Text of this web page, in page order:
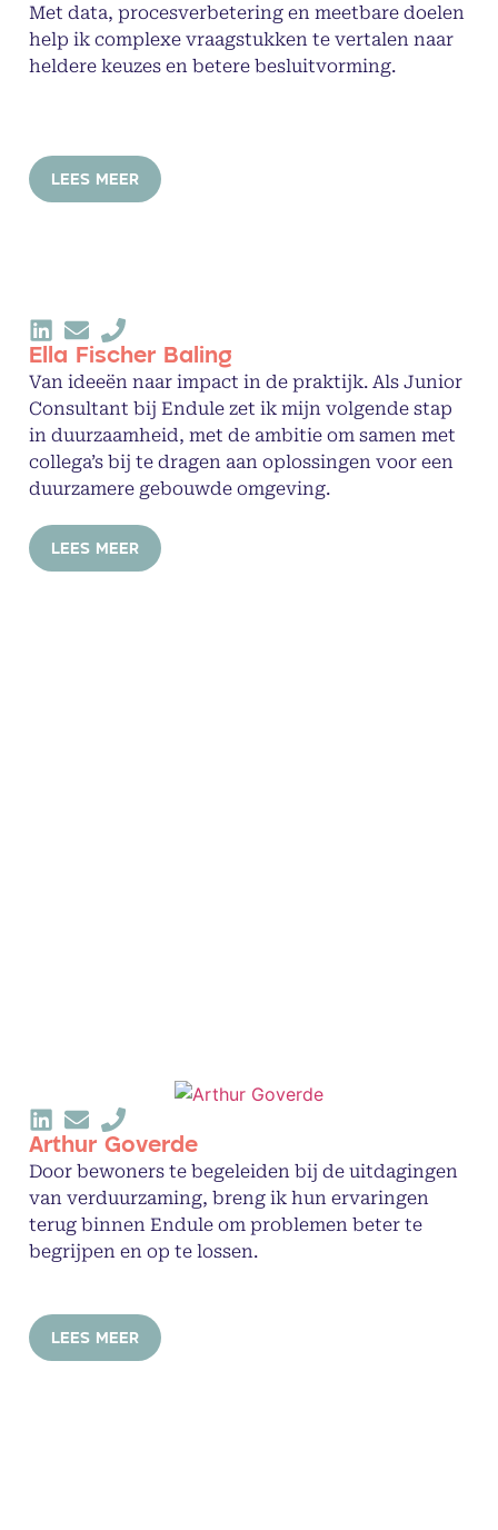
Met data, procesverbetering en meetbare doelen
help ik complexe vraagstukken te vertalen naar
heldere keuzes en betere besluitvorming.
LEES MEER
Ella Fischer Baling
Van ideeën naar impact in de praktijk. Als Junior
Consultant bij Endule zet ik mijn volgende stap
in duurzaamheid, met de ambitie om samen met
collega’s bij te dragen aan oplossingen voor een
duurzamere gebouwde omgeving.
LEES MEER
Arthur Goverde
Door bewoners te begeleiden bij de uitdagingen
van verduurzaming, breng ik hun ervaringen
terug binnen Endule om problemen beter te
begrijpen en op te lossen.
LEES MEER